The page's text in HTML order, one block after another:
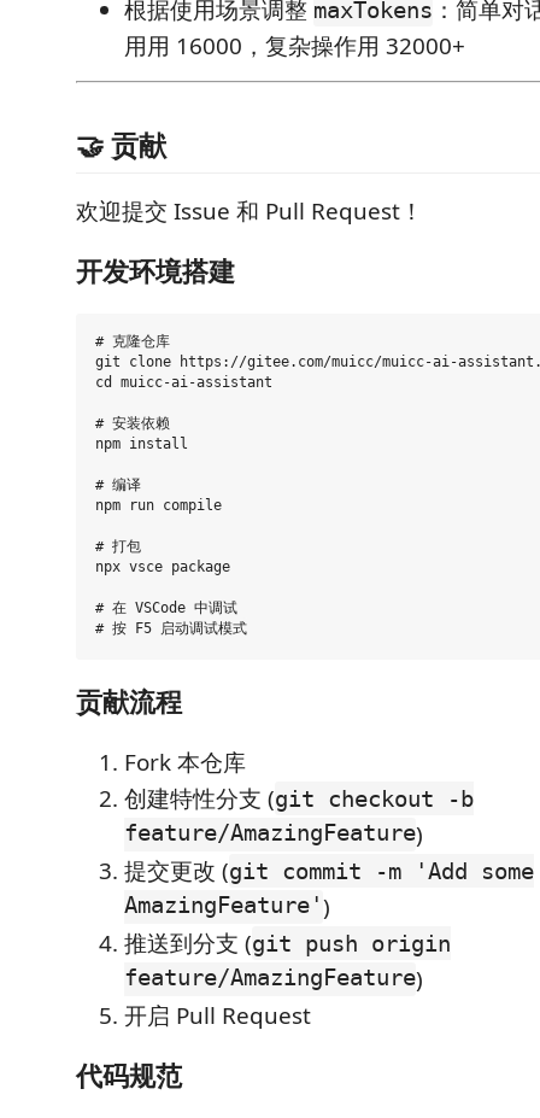
根据使用场景调整 maxTokens ：简单对
用用 16000，复杂操作用 32000+
🤝 贡献
欢迎提交 Issue 和 Pull Request！
开发环境搭建
# 克隆仓库
git clone https://gitee.com/muicc/muicc-ai-
cd muicc-ai-assistant
# 安装依赖
npm install
# 编译
npm run compile
# 打包
npx vsce package
# 在 VSCode 中调试
贡献流程
Fork 本仓库
创建特性分支 (git checkout -b
feature/AmazingFeature)
提交更改 (git commit -m 'Add some
AmazingFeature')
推送到分支 (git push origin
feature/AmazingFeature)
开启 Pull Request
代码规范